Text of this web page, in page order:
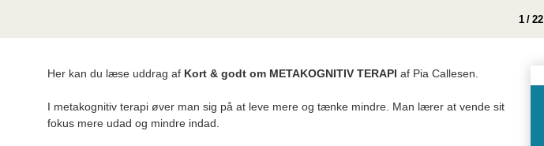
1 / 22
Her kan du læse uddrag af Kort & godt om METAKOGNITIV TERAPI af Pia Callesen.
I metakognitiv terapi øver man sig på at leve mere og tænke mindre. Man lærer at vende sit
fokus mere udad og mindre indad.